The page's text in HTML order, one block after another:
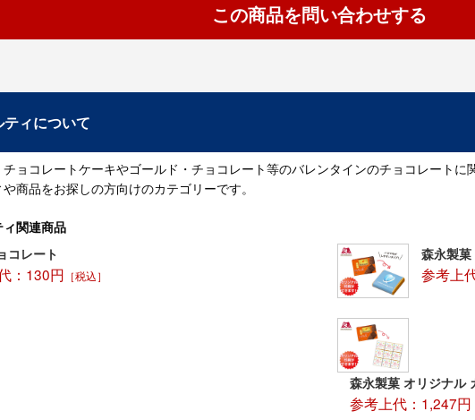
この商品を問い合わせする
ィについて
ョコレートケーキやゴールド・チョコレート等のバレンタインのチョコレート
商品をお探しの方向けのカテゴリーです。
関連商品
コレート
：130円 ［税込］
森永製
参考上
森永製菓 オリジナル
参考上代：1,247円